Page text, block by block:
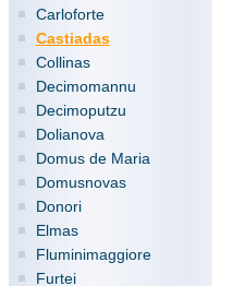
Carloforte
Castiadas
Collinas
Decimomannu
Decimoputzu
Dolianova
Domus de Maria
Domusnovas
Donori
Elmas
Fluminimaggiore
Furtei